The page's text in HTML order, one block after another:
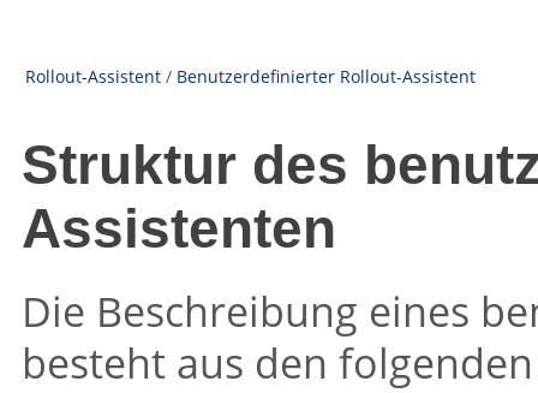
Rollout-Assistent / Benutzerdefinierter Rollout-Assistent
Struktur des
Assistenten
Die Beschreibung eines
besteht aus den